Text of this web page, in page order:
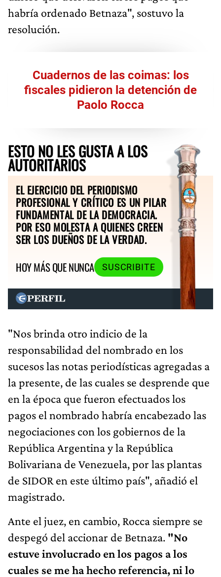
habría ordenado Betnaza", sostuvo la
resolución.
Cuadernos de las coimas: los
fiscales pidieron la detención de
Paolo Rocca
ESTO NO LES GUSTA A LOS
AUTORITARIOS
EL EJERCICIO DEL PERIODISMO
PROFESIONAL Y CRÍTICO ES UN PILAR
FUNDAMENTAL DE LA DEMOCRACIA.
POR ESO MOLESTA A QUIENES CREEN
SER LOS DUEÑOS DE LA VERDAD.
HOY MÁS QUE NUNCA
SUSCRIBITE
"Nos brinda otro indicio de la
responsabilidad del nombrado en los
sucesos las notas periodísticas agregadas a
la presente, de las cuales se desprende que
en la época que fueron efectuados los
pagos el nombrado habría encabezado las
negociaciones con los gobiernos de la
República Argentina y la República
Bolivariana de Venezuela, por las plantas
de SIDOR en este último país", añadió el
magistrado.
Ante el juez, en cambio, Rocca siempre se
despegó del accionar de Betnaza. "No
estuve involucrado en los pagos a los
cuales se me ha hecho referencia, ni lo